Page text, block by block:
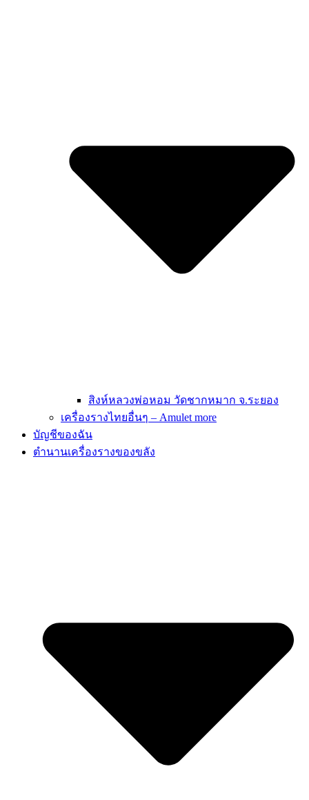
สิงห์หลวงพ่อหอม วัดชากหมาก จ.ระยอง
เครื่องรางไทยอื่นๆ – Amulet more
บัญชีของฉัน
ตำนานเครื่องรางของขลัง